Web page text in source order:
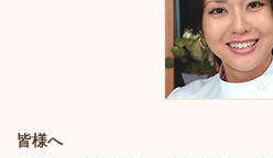
皆様へ